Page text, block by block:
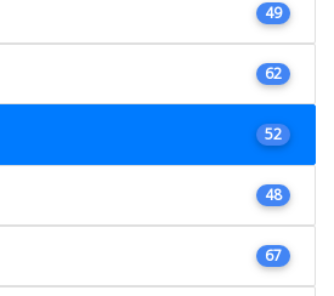
49
62
52
48
67